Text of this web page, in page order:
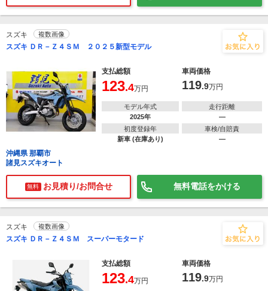
スズキ 複数画像
スズキ ＤＲ－Ｚ４ＳＭ ２０２５新型モデル
支払総額 車両価格
123.4万円 119.9万円
モデル年式
2025年
走行距離
―
初度登録年
新車 (在庫あり)
車検/自賠責
―
沖縄県 那覇市
諸見スズキオート
無料 お見積り/お問合せ 無料電話をかける
スズキ 複数画像
スズキ ＤＲ－Ｚ４ＳＭ スーパーモタード
支払総額 車両価格
123.4万円 119.9万円